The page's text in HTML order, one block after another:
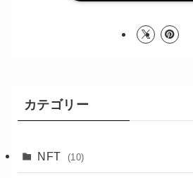
カテゴリー
NFT (10)